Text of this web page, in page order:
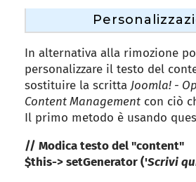
In alternativa alla rimozione
personalizzare il testo del
sostituire la scrittaJoomla! -
Content Management con ciò
Il primo metodo è usando
// Modica testo del "content"
$this-> setGenerator ('Scrivi